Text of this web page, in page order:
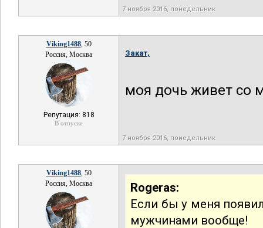
7 ноября 2016, понедельник
Viking1488, 50
Россия, Москва
Репутация: 818
В отпуске
Закат,
моя дочь живет со
7 ноября 2016, понедельник
Viking1488, 50
Россия, Москва
Rogeras:
Если бы у меня
мужчинами вообще!